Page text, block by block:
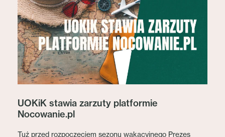
UOKiK stawia zarzuty platformie
Nocowanie.pl
Tuż przed rozpoczęciem sezonu wakacyjnego Prezes